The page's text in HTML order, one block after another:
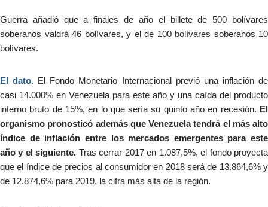
Guerra añadió que a finales de año el billete de 500 bolívares
soberanos valdrá 46 bolívares, y el de 100 bolívares soberanos 10
bolívares.
El dato. El Fondo Monetario Internacional previó una inflación de
casi 14.000% en Venezuela para este año y una caída del producto
interno bruto de 15%, en lo que sería su quinto año en recesión. El
organismo pronosticó además que Venezuela tendrá el más alto
índice de inflación entre los mercados emergentes para este
año y el siguiente. Tras cerrar 2017 en 1.087,5%, el fondo proyecta
que el índice de precios al consumidor en 2018 será de 13.864,6% y
de 12.874,6% para 2019, la cifra más alta de la región.